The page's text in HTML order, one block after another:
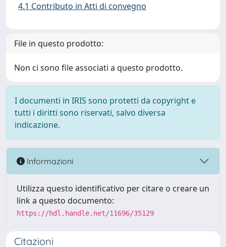
4.1 Contributo in Atti di convegno
File in questo prodotto:
Non ci sono file associati a questo prodotto.
I documenti in IRIS sono protetti da copyright e
tutti i diritti sono riservati, salvo diversa
indicazione.
Informazioni
Utilizza questo identificativo per citare o creare un
link a questo documento:
https://hdl.handle.net/11696/35129
Citazioni